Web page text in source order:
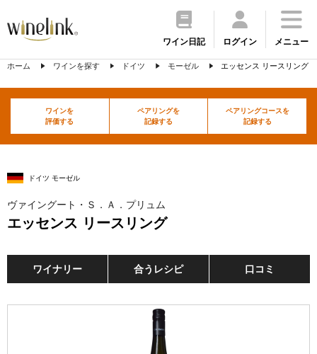
ワイン日記 ログイン メニュー
ホーム ワインを探す ドイツ モーゼル エッセンス リースリング
ワインを
評価する
ペアリングを
記録する
ペアリングコースを
記録する
ドイツ モーゼル
ヴァイングート・Ｓ．Ａ．プリュム
エッセンス リースリング
ワイナリー 合うレシピ 口コミ